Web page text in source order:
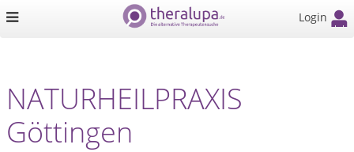
Login
NATURHEILPRAXIS
Göttingen